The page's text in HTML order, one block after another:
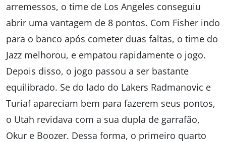
arremessos, o time de Los Angeles conseguiu
abrir uma vantagem de 8 pontos. Com Fisher indo
para o banco após cometer duas faltas, o time do
Jazz melhorou, e empatou rapidamente o jogo.
Depois disso, o jogo passou a ser bastante
equilibrado. Se do lado do Lakers Radmanovic e
Turiaf apareciam bem para fazerem seus pontos,
o Utah revidava com a sua dupla de garrafão,
Okur e Boozer. Dessa forma, o primeiro quarto